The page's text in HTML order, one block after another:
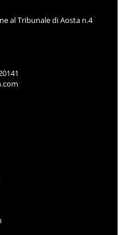
al Tribunale di Aosta n.4